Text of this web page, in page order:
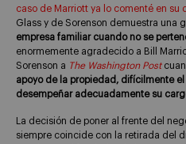
caso de Marriott ya lo comenté en su
Glass y de Sorenson demuestra una
empresa familiar cuando no se
enormemente agradecido a Bill
Sorenson a The Washington Post
apoyo de la propiedad, difícilmente
desempeñar adecuadamente su
La decisión de poner al frente del
siempre coincide con la retirada del